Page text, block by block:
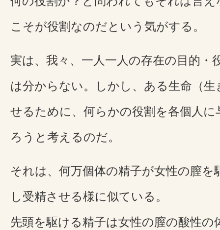
こそが役割なのだという気がする。
実は、我々、一人一人の存在の目的・
は分からない。しかし、ある生命（
せるために、何らかの役割を各個人
ろうと考えるのだ。
それは、何万個体の精子が女性の膣を
し受精させる様に似ている。
先頭を駆ける精子は女性の膣の酸性の